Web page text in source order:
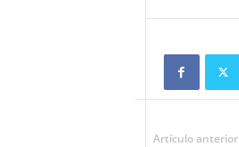
Artículo anterior